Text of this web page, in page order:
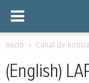
Inicio Canal de
(English)